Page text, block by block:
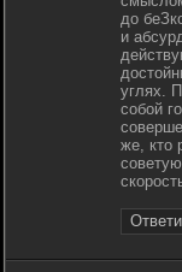
до
и
углях.
собой
же, кто